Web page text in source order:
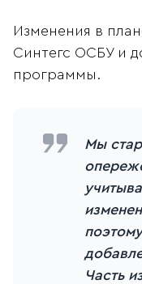
Изменения в
Синтегс ОСБУ и
программы.
Мы
Часть